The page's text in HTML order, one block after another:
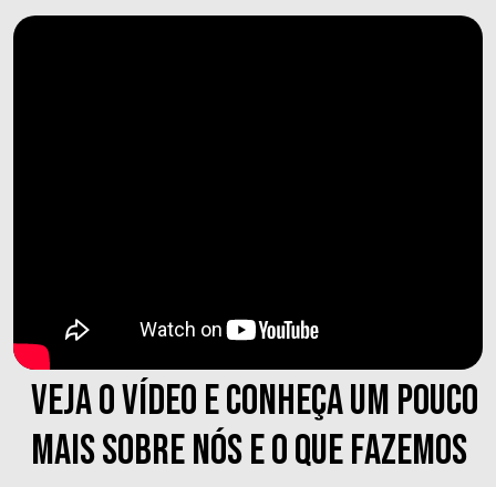
VEJA O VÍDEO E CONHEÇA UM POUCO
MAIS SOBRE NÓS E O QUE FAZEMOS